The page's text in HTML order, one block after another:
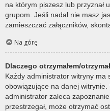
na którym piszesz lub przyznał
grupom. Jeśli nadal nie masz
zamieszczać załączników,
Na górę
Dlaczego otrzymałem/
Każdy administrator witryny ma
obowiązujące na danej
administrator zaleca
przestrzegał, może otrzymać